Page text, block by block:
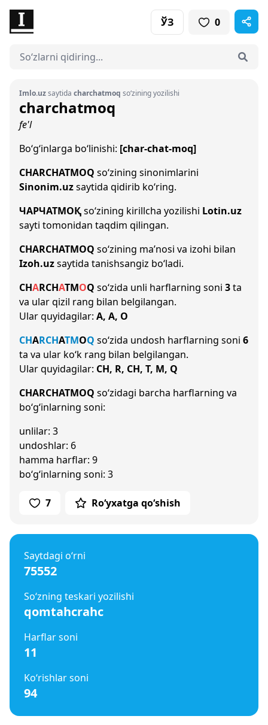
ЎЗ 0
Imlo.uzsaytida charchatmoq so‘zining yozilishi
charchatmoq
fe'l
Bo‘g‘inlarga bo‘linishi: [char-chat-moq]
CHARCHATMOQ so‘zining sinonimlarini
Sinonim.uzsaytida qidirib ko‘ring.
ЧАРЧАТМОҚso‘zining kirillcha yozilishi Lotin.uz
sayti tomonidan taqdim qilingan.
CHARCHATMOQ so‘zining ma’nosi va izohi bilan
Izoh.uzsaytida tanishsangiz bo‘ladi.
CHARCHATMOQ so‘zida unli harflarning soni 3ta
va ular qizil rang bilan belgilangan.
Ular quyidagilar: A, A, O
CHARCHATMOQ so‘zida undosh harflarning soni 6
ta va ular ko‘k rang bilan belgilangan.
Ular quyidagilar: CH, R, CH, T, M, Q
CHARCHATMOQ so‘zidagi barcha harflarning va
bo‘g‘inlarning soni:
unlilar: 3
undoshlar: 6
hamma harflar: 9
bo‘g‘inlarning soni: 3
7 Ro‘yxatga qo‘shish
Saytdagi o‘rni
75552
So‘zning teskari yozilishi
qomtahcrahc
Harflar soni
11
Ko‘rishlar soni
94